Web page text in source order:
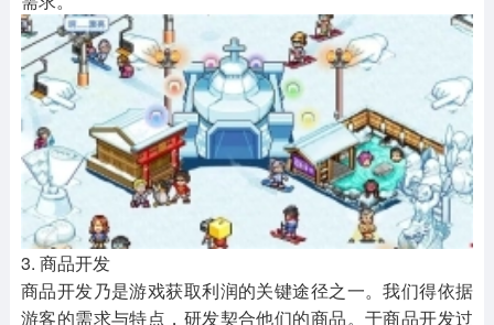
3. 商品开发
商品开发乃是游戏获取利润的关键途径之一。我们得依据
游客的需求与特点，研发契合他们的商品。于商品开发过